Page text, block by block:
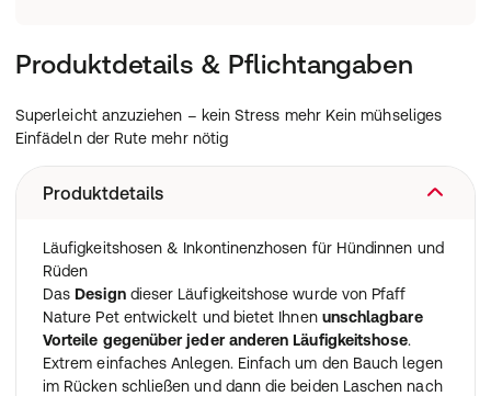
Produktdetails & Pflichtangaben
Superleicht anzuziehen – kein Stress mehr Kein mühseliges
Einfädeln der Rute mehr nötig
Produktdetails
Läufigkeitshosen & Inkontinenzhosen für Hündinnen und
Rüden
Das Designdieser Läufigkeitshose wurde von Pfaff
Nature Pet entwickelt und bietet Ihnen unschlagbare
Vorteile gegenüber jeder anderen Läufigkeitshose.
Extrem einfaches Anlegen. Einfach um den Bauch legen
im Rücken schließen und dann die beiden Laschen nach